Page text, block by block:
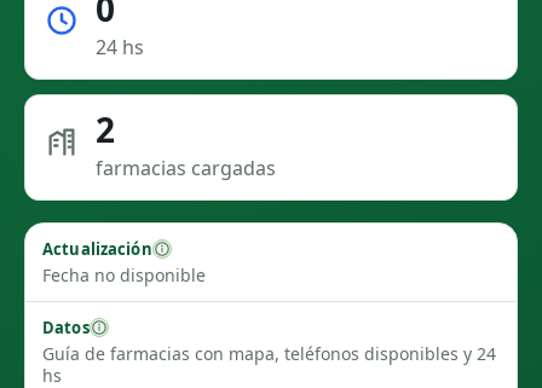
24 hs
2
farmacias cargadas
Actualización
Fecha no disponible
Datos
Guía de farmacias con mapa, teléfonos disponibles y 24
hs